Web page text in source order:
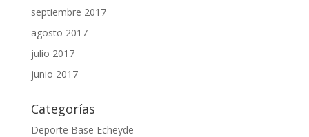
septiembre 2017
agosto 2017
julio 2017
junio 2017
Categorías
Deporte Base Echeyde